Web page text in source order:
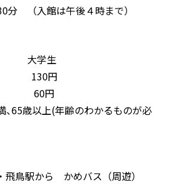
分 （入館は午後４時まで）
学生
130円
60円
､65歳以上(年齢のわかるものが必
飛鳥駅から かめバス（周遊）